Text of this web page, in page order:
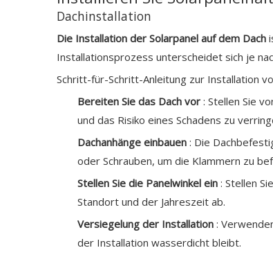
Dachinstallation
Die Installation der Solarpanel auf dem Dach
Installationsprozess unterscheidet sich je
Schritt-für-Schritt-Anleitung zur Installation
Bereiten Sie das Dach vor : Stellen Sie
und das Risiko eines Schadens zu
Dachanhänge einbauen : Die
oder Schrauben, um die Klammern zu
Stellen Sie die Panelwinkel ein : Stellen
Standort und der Jahreszeit ab.
Versiegelung der Installation :
der Installation wasserdicht bleibt.